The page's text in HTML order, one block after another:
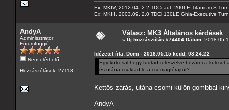
Ex: MKIV, 2012.04. 2.2 TDCi aut. 200LE Titanium-S
Ex: MKIII, 2003.09. 2.0 TDCi 130LE Ghia-Executive
AndyA
Adminisztrátor
Fórumfüggő
Nem elérhető
Hozzászólások: 27118
Válasz: MK3 Általános kérdések
« Új hozzászólás #74404 Dátum:
Idézetet írta: Domi - 2018.05.15 kedd, 08:24:22
Egy kulccsal hogy tudtad reteszelve bezárni a
és utána csuktad le a csomagtérajtót?
Kettős zárás, utána csomi külön gombbal
AndyA